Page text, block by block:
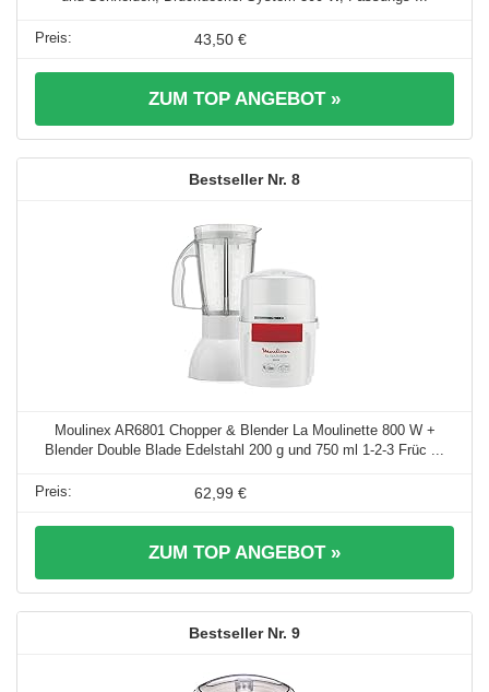
43,50 €
ZUM TOP ANGEBOT »
8
Moulinex AR6801 Chopper & Blender La Moulinette 800 W +
Blender Double Blade Edelstahl 200 g und 750 ml 1-2-3 Früc ...
62,99 €
ZUM TOP ANGEBOT »
9